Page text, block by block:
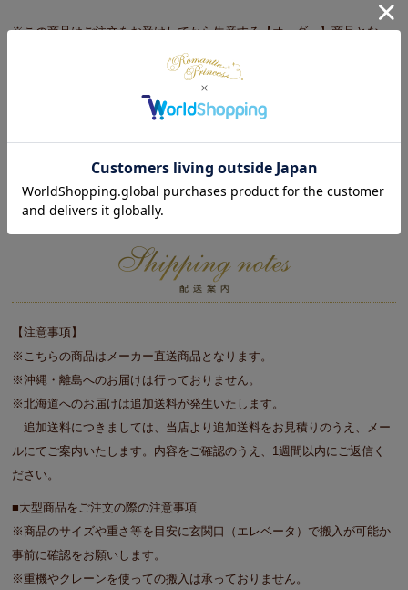
※この商品はご注文をお受けしてから生産する【オーダー】商品となっ
ておりますので、ご注文いただいてからお届けまで２～３週間程度お時
間をいただきますことをご了承ください。（年末年始・ゴールデンウィ
ーク・お盆等の長期休暇時や新生活繁忙期は、メーカーの都合上、記載
りません。長期のご不在・受取拒否等で商品が返品されましても商品代
金はご請求させていただきますのでご注意ください。
【注意事項】
※こちらの商品はメーカー直送商品となります。
※沖縄・離島へのお届けは行っておりません。
※北海道へのお届けは追加送料が発生いたします。
追加送料につきましては、当店より追加送料をお見積りのうえ、メー
ルにてご案内いたします。内容をご確認のうえ、1週間以内にご返信く
ださい。
■大型商品をご注文の際の注意事項
※商品のサイズや重さ等を目安に玄関口（エレベータ）で搬入が可能か
事前に確認をお願いします。
※重機やクレーンを使っての搬入は承っておりません。